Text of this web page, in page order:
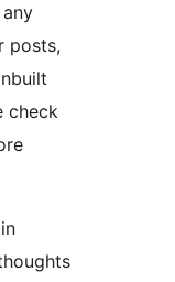
posts,
check